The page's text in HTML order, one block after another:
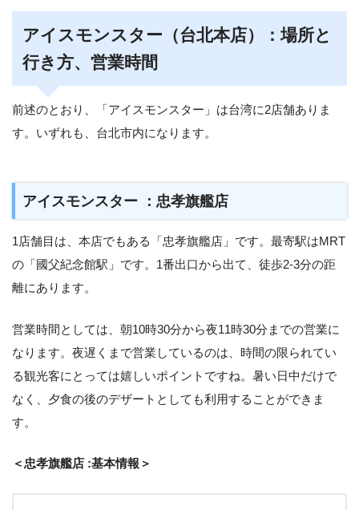
アイスモンスター（台北本店）：場所と
行き方、営業時間
前述のとおり、「アイスモンスター」は台湾に2店舗ありま
す。いずれも、台北市内になります。
アイスモンスター ：忠孝旗艦店
1店舗目は、本店でもある「忠孝旗艦店」です。最寄駅はMRT
の「國父紀念館駅」です。1番出口から出て、徒歩2-3分の距
離にあります。
営業時間としては、朝10時30分から夜11時30分までの営業に
なります。夜遅くまで営業しているのは、時間の限られてい
る観光客にとっては嬉しいポイントですね。暑い日中だけで
なく、夕食の後のデザートとしても利用することができま
す。
＜忠孝旗艦店 :基本情報＞